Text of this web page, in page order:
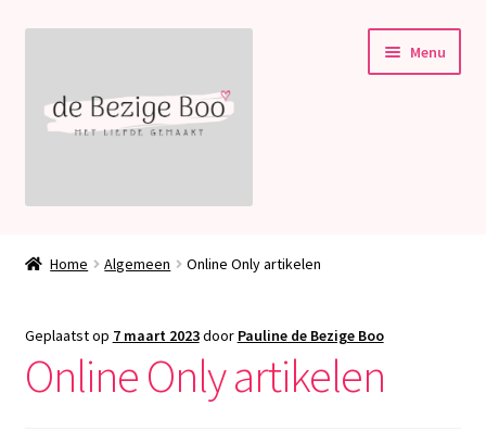
navigatie
inhoud
Menu
Blog
Home Algemeen Online Only artikelen
Geplaatst op 7 maart 2023door Pauline de Bezige Boo
Online Only artikelen